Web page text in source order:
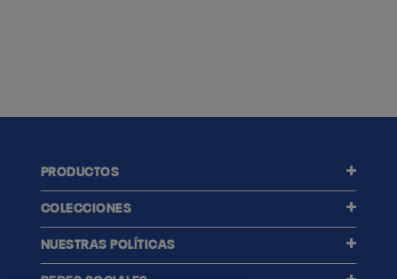
PRODUCTOS
COLECCIONES
NUESTRAS POLÍTICAS